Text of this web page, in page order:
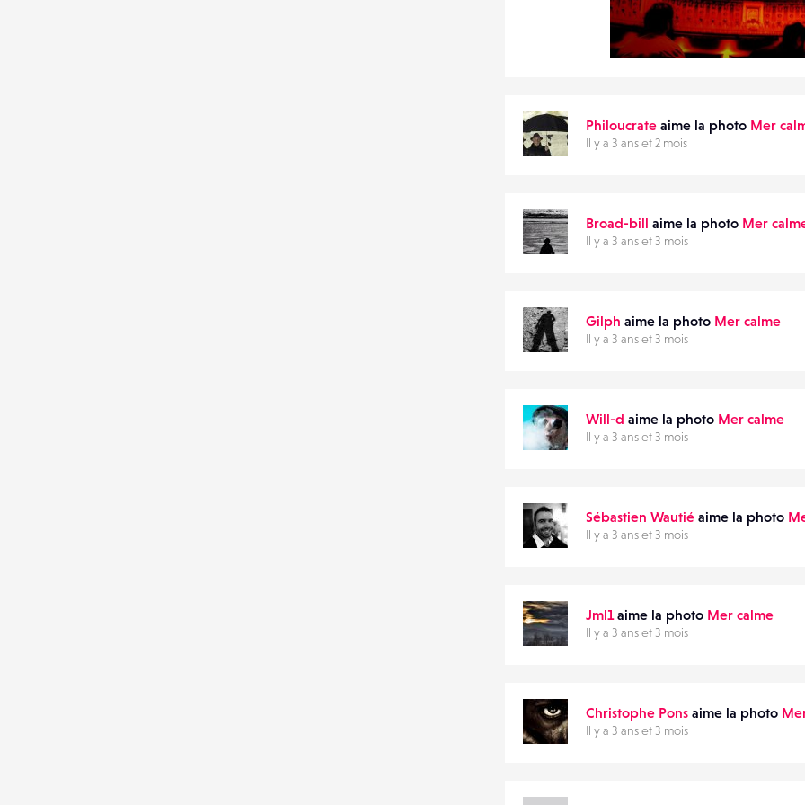
2
31
Philoucrate aime la photo Mer
Il y a 3 ans et 2 mois
Broad-bill aime la photo Mer
Il y a 3 ans et 3 mois
Gilph aime la photo Mer calme
Il y a 3 ans et 3 mois
Will-d aime la photo Mer calme
Il y a 3 ans et 3 mois
Sébastien Wautié aime la photo
Il y a 3 ans et 3 mois
Jml1aime la photo Mer calme
Il y a 3 ans et 3 mois
Christophe Pons aime la photo
Il y a 3 ans et 3 mois